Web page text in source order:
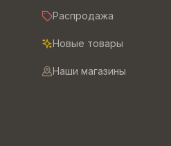
Распродажа
Новые товары
Наши магазины